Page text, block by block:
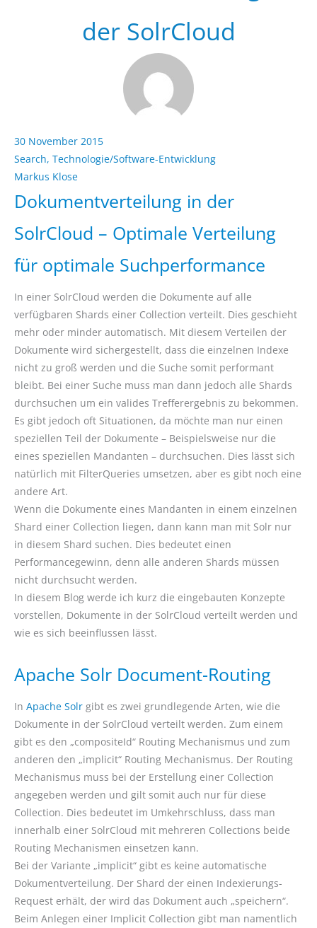
der SolrCloud
30 November 2015
Search, Technologie/Software-Entwicklung
Markus Klose
Dokumentverteilung in der
SolrCloud – Optimale Verteilung
für optimale Suchperformance
In einer SolrCloud werden die Dokumente auf alle
verfügbaren Shards einer Collection verteilt. Dies geschieht
mehr oder minder automatisch. Mit diesem Verteilen der
Dokumente wird sichergestellt, dass die einzelnen Indexe
nicht zu groß werden und die Suche somit performant
bleibt. Bei einer Suche muss man dann jedoch alle Shards
durchsuchen um ein valides Trefferergebnis zu bekommen.
Es gibt jedoch oft Situationen, da möchte man nur einen
speziellen Teil der Dokumente – Beispielsweise nur die
eines speziellen Mandanten – durchsuchen. Dies lässt sich
natürlich mit FilterQueries umsetzen, aber es gibt noch eine
andere Art.
Wenn die Dokumente eines Mandanten in einem einzelnen
Shard einer Collection liegen, dann kann man mit Solr nur
in diesem Shard suchen. Dies bedeutet einen
Performancegewinn, denn alle anderen Shards müssen
nicht durchsucht werden.
In diesem Blog werde ich kurz die eingebauten Konzepte
vorstellen, Dokumente in der SolrCloud verteilt werden und
wie es sich beeinflussen lässt.
Apache Solr Document-Routing
In Apache Solr gibt es zwei grundlegende Arten, wie die
Dokumente in der SolrCloud verteilt werden. Zum einem
gibt es den „compositeId“ Routing Mechanismus und zum
anderen den „implicit“ Routing Mechanismus. Der Routing
Mechanismus muss bei der Erstellung einer Collection
angegeben werden und gilt somit auch nur für diese
Collection. Dies bedeutet im Umkehrschluss, dass man
innerhalb einer SolrCloud mit mehreren Collections beide
Routing Mechanismen einsetzen kann.
Bei der Variante „implicit“ gibt es keine automatische
Dokumentverteilung. Der Shard der einen Indexierungs-
Request erhält, der wird das Dokument auch „speichern“.
Beim Anlegen einer Implicit Collection gibt man namentlich